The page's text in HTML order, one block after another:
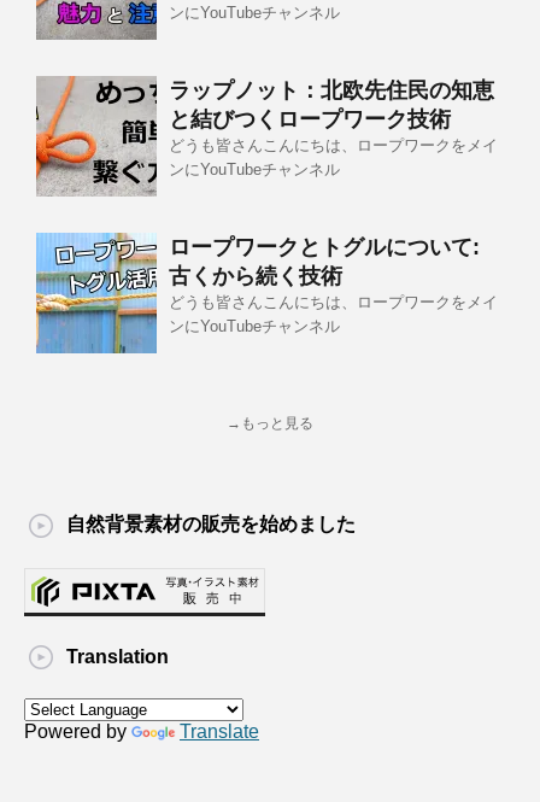
ンにYouTubeチャンネル
ラップノット：北欧先住民の知恵
と結びつくロープワーク技術
どうも皆さんこんにちは、ロープワークをメイ
ンにYouTubeチャンネル
ロープワークとトグルについて:
古くから続く技術
どうも皆さんこんにちは、ロープワークをメイ
ンにYouTubeチャンネル
→もっと見る
自然背景素材の販売を始めました
Translation
Powered by Translate